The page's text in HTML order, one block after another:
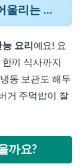
🍱 도시락, 간식, 한끼! 어디든 어울리는 활용법
요리 예요! 요
끼 식사까지
동 보관도 해두
거 주먹밥이 찰
까요?